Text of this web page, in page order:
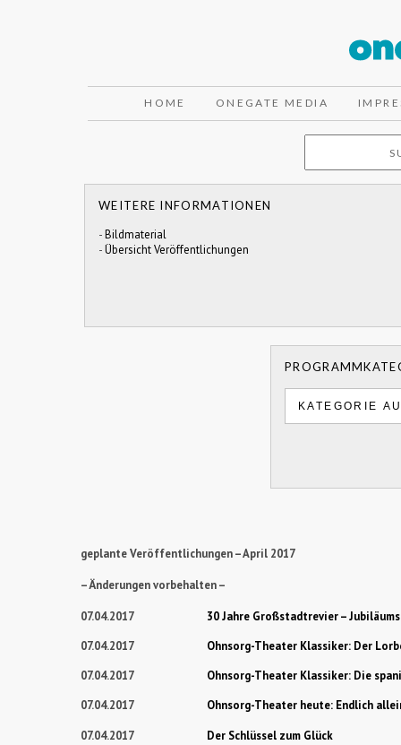
HOME ONEGATE MEDIA
WEITERE INFORMATIONEN
-Bildmaterial
-Übersicht Veröffentlichungen
geplante Veröffentlichungen – April 2017
– Änderungen vorbehalten –
07.04.2017
30 Jahre Großstadtrevier –
07.04.2017
Ohnsorg-Theater Klassiker: Der
07.04.2017
Ohnsorg-Theater Klassiker: Die
07.04.2017
Ohnsorg-Theater heute: Endlich
07.04.2017
Der Schlüssel zum Glück